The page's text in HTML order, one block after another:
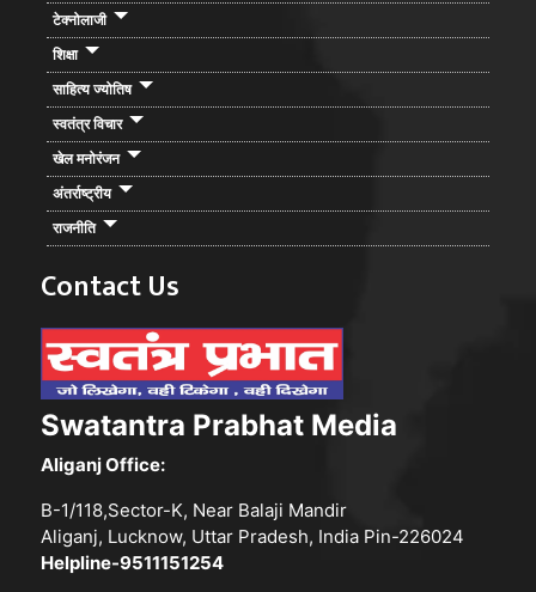
टेक्नोलाजी
शिक्षा
साहित्य ज्योतिष
स्वतंत्र विचार
खेल मनोरंजन
अंतर्राष्ट्रीय
राजनीति
Contact Us
Swatantra Prabhat Media
Aliganj Office:
B-1/118,Sector-K, Near Balaji Mandir
Aliganj, Lucknow, Uttar Pradesh, India Pin-226024
Helpline-9511151254